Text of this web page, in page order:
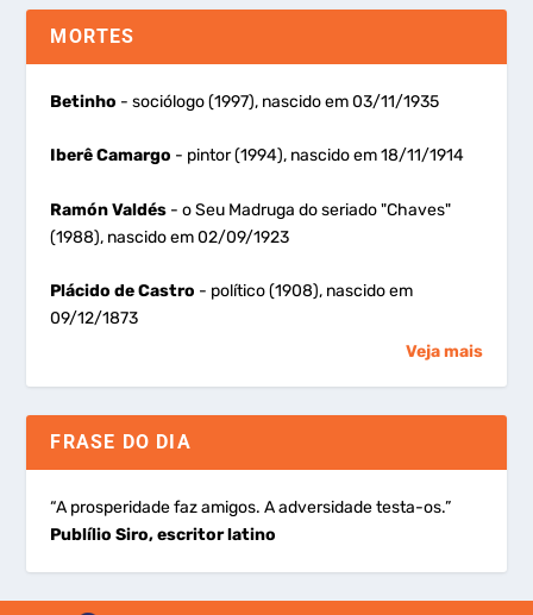
MORTES
Betinho - sociólogo (1997), nascido em 03/11/1935
Iberê Camargo - pintor (1994), nascido em 18/11/1914
Ramón Valdés - o Seu Madruga do seriado "Chaves"
(1988), nascido em 02/09/1923
Plácido de Castro - político (1908), nascido em
09/12/1873
Veja mais
FRASE DO DIA
“A prosperidade faz amigos. A adversidade testa-os.”
Publílio Siro, escritor latino